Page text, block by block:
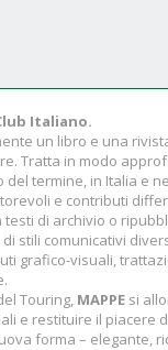
Italiano.
un libro e una
Tratta in modo
termine, in Italia e
e contributi
di archivio o
stili comunicativi
grafico-visuali,
Touring, MAPPE si
e restituire il piacere
forma – elegante,